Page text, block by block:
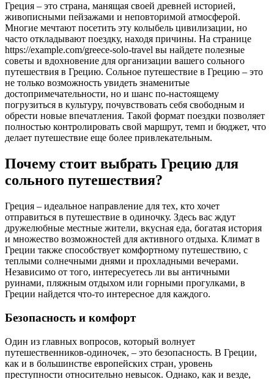
Греция – это страна, манящая своей древней историей,
живописными пейзажами и неповторимой атмосферой.
Многие мечтают посетить эту колыбель цивилизации, но
часто откладывают поездку, находя причины. На странице
https://example.com/greece-solo-travel вы найдете полезные
советы и вдохновение для организации вашего сольного
путешествия в Грецию. Сольное путешествие в Грецию – это
не только возможность увидеть знаменитые
достопримечательности, но и шанс по-настоящему
погрузиться в культуру, почувствовать себя свободным и
обрести новые впечатления. Такой формат поездки позволяет
полностью контролировать свой маршрут, темп и бюджет, что
делает путешествие еще более привлекательным.
Почему стоит выбрать Грецию для
сольного путешествия?
Греция – идеальное направление для тех, кто хочет
отправиться в путешествие в одиночку. Здесь вас ждут
дружелюбные местные жители, вкусная еда, богатая история
и множество возможностей для активного отдыха. Климат в
Греции также способствует комфортному путешествию, с
теплыми солнечными днями и прохладными вечерами.
Независимо от того, интересуетесь ли вы античными
руинами, пляжным отдыхом или горными прогулками, в
Греции найдется что-то интересное для каждого.
Безопасность и комфорт
Один из главных вопросов, который волнует
путешественников-одиночек, – это безопасность. В Греции,
как и в большинстве европейских стран, уровень
преступности относительно невысок. Однако, как и везде,